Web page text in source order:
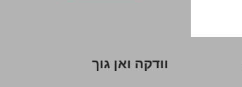
וודקה ואן גוך